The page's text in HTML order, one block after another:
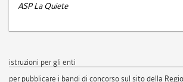
ASP La Quiete
istruzioni per gli enti
per pubblicare i bandi di concorso sul sito della